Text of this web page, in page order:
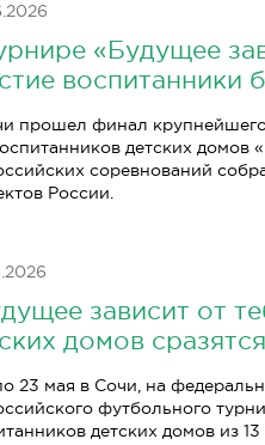
«Будущее
воспитанники
прошел финал крупнейшего
детских домов
соревнований
России.
зависит от
домов
23 мая в Сочи, на
футбольного
детских домов из